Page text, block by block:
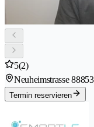
5(2)
Neuheimstrasse 8
Termin reservieren